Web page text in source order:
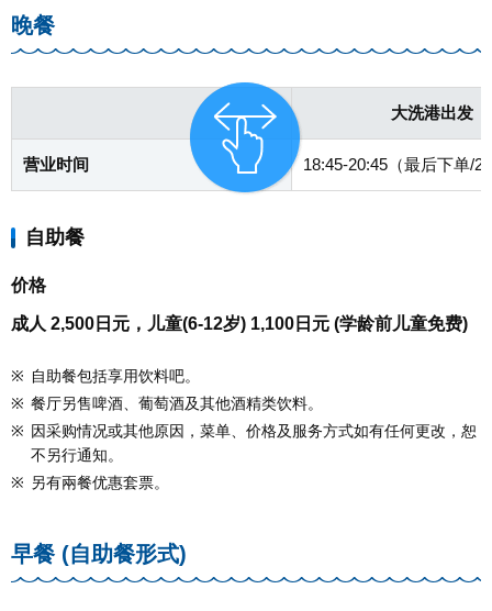
晚餐
大洗港出发
营业时间 18:45-20:45（最后下单/
自助餐
价格
成人 2,500日元，儿童(6-12岁) 1,100日元 (学龄前儿童免费)
※ 自助餐包括享用饮料吧。
※ 餐厅另售啤酒、葡萄酒及其他酒精类饮料。
※ 因采购情况或其他原因，菜单、价格及服务方式如有任何更改，恕
不另行通知。
※ 另有兩餐优惠套票。
早餐 (自助餐形式)